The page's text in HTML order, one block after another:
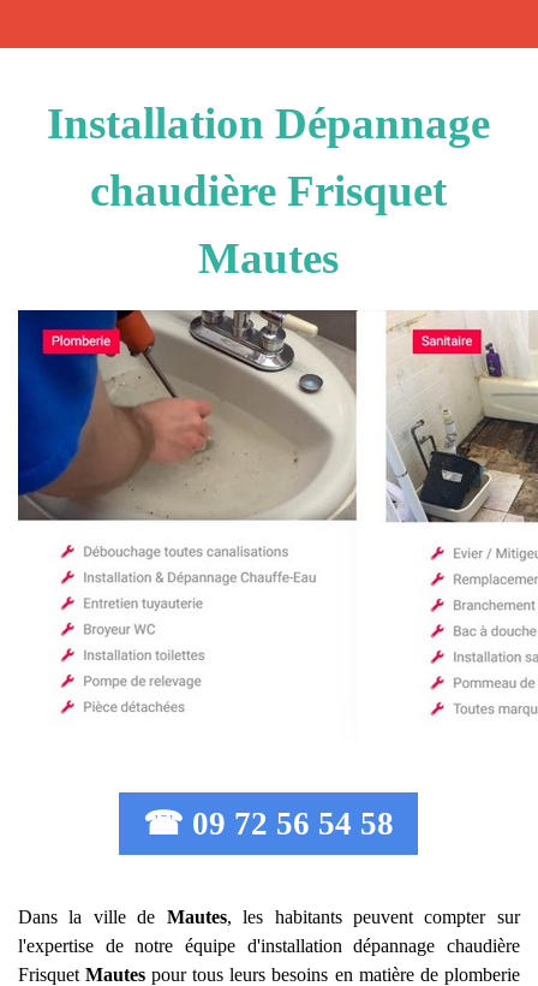
Installation Dépannage
chaudière Frisquet
Mautes
☎ 09 72 56 54 58
Dans la ville de Mautes, les habitants peuvent compter sur
l'expertise de notre équipe d'installation dépannage chaudière
FrisquetMautes pour tous leurs besoins en matière de plomberie